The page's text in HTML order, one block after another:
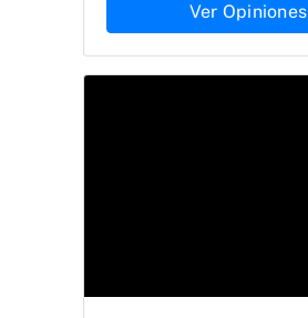
Ver Opiniones